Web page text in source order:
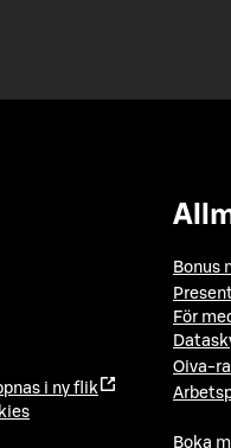
i ny flik
Bonus
För
Oiva-
Boka